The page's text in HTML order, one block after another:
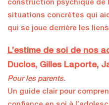
construction psychique de
situations concrètes qui
qui se joue derrière les
L’estime de soi de nos
Duclos, Gilles Laporte,
Pour les parents.
Un guide clair pour